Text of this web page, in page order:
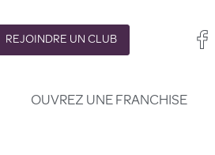
REJOINDRE UN CLUB
OUVREZ UNE FRANCHISE